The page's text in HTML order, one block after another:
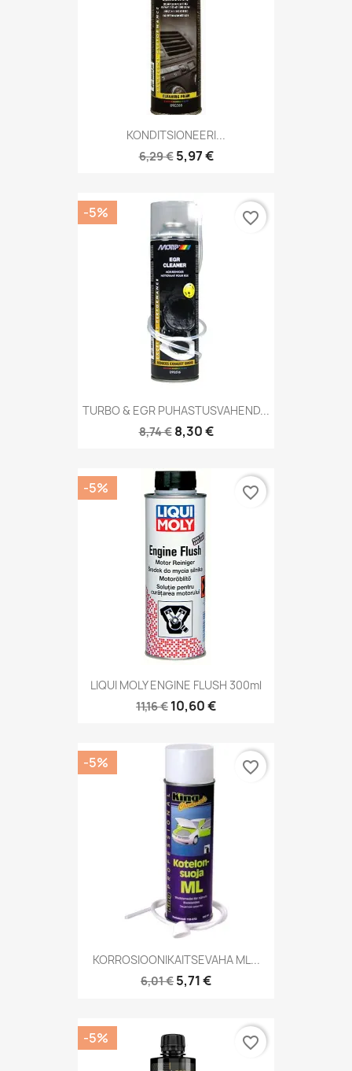
KONDITSIONEERI...
6,29 € 5,97 €
TURBO & EGR PUHASTUSVAHEND...
8,74 € 8,30 €
-5% favorite_border
LIQUI MOLY ENGINE FLUSH 300ml
11,16 € 10,60 €
-5% favorite_border
KORROSIOONIKAITSEVAHA ML...
6,01 € 5,71 €
-5% favorite_border
-5% favorite_border